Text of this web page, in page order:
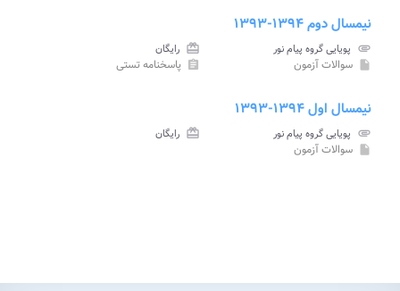
نیمسال دوم ۱۳۹۴-۱۳۹۳
attachment پویایی گروه پیام نور card_giftcard رایگان
insert_drive_file سوالات آزمون assignment پاسخنامه تستی
نیمسال اول ۱۳۹۴-۱۳۹۳
attachment پویایی گروه پیام نور card_giftcard رایگان
insert_drive_file سوالات آزمون